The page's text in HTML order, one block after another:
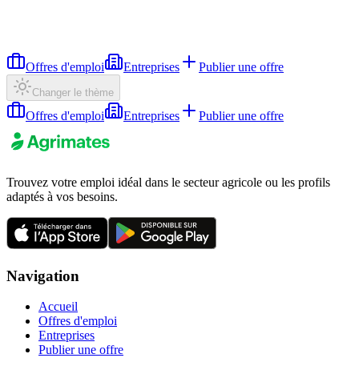
Offres d'emploi Entreprises Publier une offre
Changer le thème
Offres d'emploi Entreprises Publier une offre
Trouvez votre emploi idéal dans le secteur agricole ou les profils
adaptés à vos besoins.
Navigation
Accueil
Offres d'emploi
Entreprises
Publier une offre